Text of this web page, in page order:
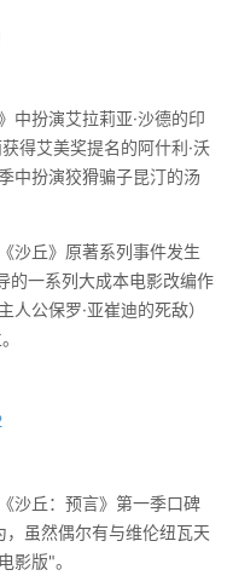
扮演艾拉莉亚·沙德的印
得艾美奖提名的阿什利·沃
中扮演狡猾骗子昆汀的汤
丘》原著系列事件发生
的一系列大成本电影改编作
公保罗·亚崔迪的死敌）
丘：预言》第一季口碑
虽然偶尔有与维伦纽瓦天
影版"。